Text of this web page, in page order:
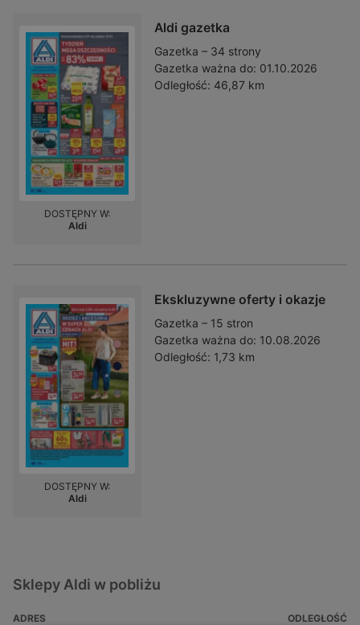
Aldi gazetka
Gazetka – 34 strony
Gazetka ważna do: 01.10.2026
Odległość: 46,87 km
DOSTĘPNY W:
Aldi
Ekskluzywne oferty i okazje
Gazetka – 15 stron
Gazetka ważna do: 10.08.2026
Odległość: 1,73 km
DOSTĘPNY W:
Aldi
Sklepy Aldi w pobliżu
ADRES ODLEGŁOŚĆ